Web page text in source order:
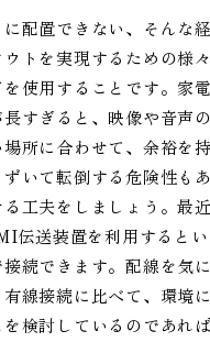
配置できない、そんな
トを実現するための様
使用することです。家
すぎると、映像や音声
所に合わせて、余裕を
いて転倒する危険性も
工夫をしましょう。最
伝送装置を利用すると
続できます。配線を気
線接続に比べて、環境
検討しているのであれ